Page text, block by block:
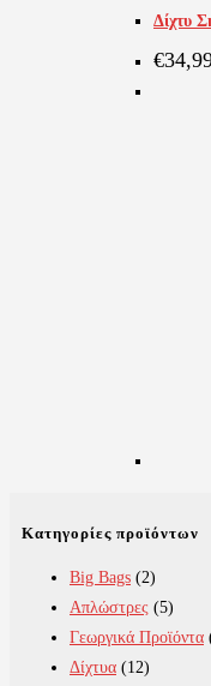
Δίχτυ
€
Κατηγορίες προϊόντων
Big Bags (2)
Απλώστρες (5)
Γεωργικά Προϊόντα
Δίχτυα (12)